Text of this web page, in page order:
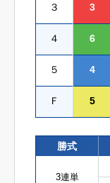
３ 3
４ 6
５ 4
Ｆ 5
勝式
3連単